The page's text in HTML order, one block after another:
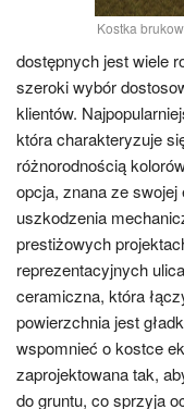
Kostka
dostępnych jest wiele
szeroki wybór
klientów.
która charakteryzuje
różnorodnością
opcja, znana ze
uszkodzenia
prestiżowych
reprezentacyjnych
ceramiczna, która
powierzchnia jest
wspomnieć o kostce
zaprojektowana tak,
do gruntu, co sprzyja